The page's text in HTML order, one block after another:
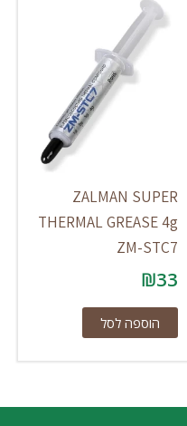
ZALMAN SUPER
THERMAL GREASE 4g
ZM-STC7
₪33
הוספה לסל